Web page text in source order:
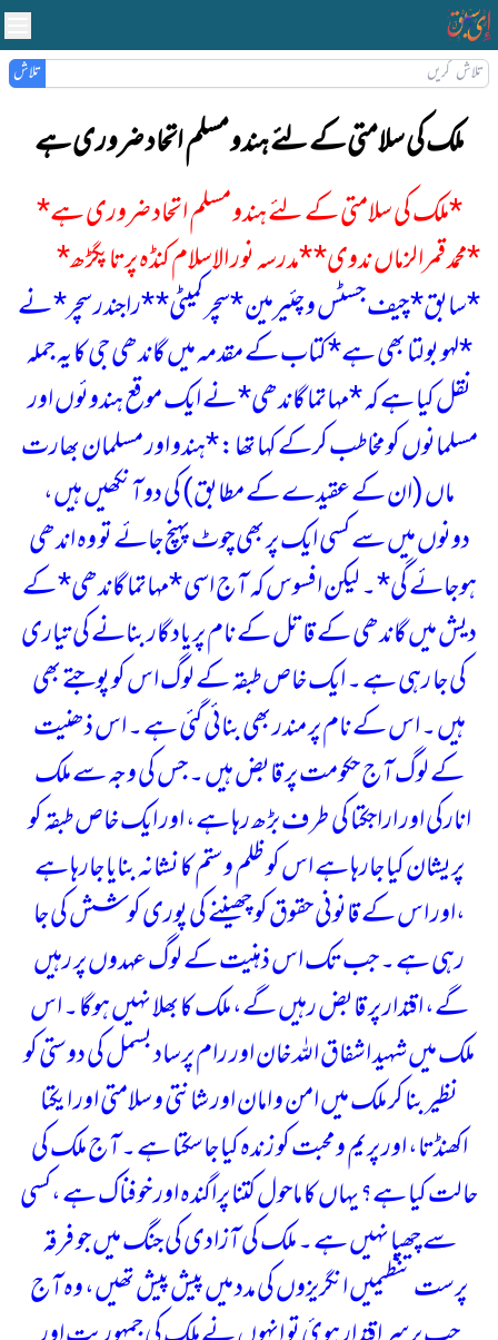
تلاش
ملک کی سلامتی کے لئے ہندو مسلم اتحاد ضروری ہے
*ملک کی سلامتی کے لئے ہندو مسلم اتحاد ضروری ہے*
*محمد قمرالزماں ندوی**مدرسہ نور الاسلام کنڈہ پرتاپگڑھ*
*سابق* چیف جسٹس و چئیرمین *سچر کمیٹی* *راجندر سچر* نے
*لہو بولتا بھی ہے* کتاب کے مقدمہ میں گاندھی جی کا یہ جملہ
نقل کیا ہے کہ *مہاتما گاندھی* نے ایک موقع ہندوئوں اور
مسلمانوں کو مخاطب کرکے کہا تھا:*ہندو اور مسلمان بھارت
ماں (ان کے عقیدے کے مطابق) کی دو آنکھیں ہیں،
دونوں میں سے کسی ایک پر بھی چوٹ پہنچ جائے تو وہ اندھی
ہوجائے گی* ۔لیکن افسوس کہ آج اسی *مہاتما گاندھی* کے
دیش میں گاندھی کے قاتل کے نام پر یاد گار بنانے کی تیاری
کی جا رہی ہے ۔ ایک خاص طبقہ کے لوگ اس کو پوجتے بھی
ہیں ۔ اس کے نام پر مندر بھی بنائی گئی ہے ۔ اس ذھنیت
کے لوگ آج حکومت پر قابض ہیں ۔ جس کی وجہ سے ملک
انارکی اور اراجکتا کی طرف بڑھ رہا ہے، اور ایک خاص طبقہ کو
پریشان کیا جارہا ہے اس کو ظلم و ستم کا نشانہ بنایا جارہا ہے
،اور اس کے قانونی حقوق کو چھیننے کی پوری کوشش کی جا
رہی ہے ۔ جب تک اس ذہنیت کے لوگ عہدوں پر رہیں
گے، اقتدار پر قابض رہیں گے، ملک کا بھلا نہیں ہوگا ۔ اس
ملک میں شہید اشفاق اللہ خان اور رام پرساد بسمل کی دوستی کو
نظیر بنا کر ملک میں امن و امان اور شانتی و سلامتی اور ایکتا
اکھنڈتا، اور پریم و محبت کو زندہ کیا جاسکتا ہے ۔آج ملک کی
حالت کیا ہے؟ یہاں کا ماحول کتنا پراگندہ اور خوفناک ہے ،کسی
سے چھپا نہیں ہے ۔ ملک کی آزادی کی جنگ میں جو فرقہ
پرست تنظیمیں انگریزوں کی مدد میں پیش پیش تھیں، وہ آج